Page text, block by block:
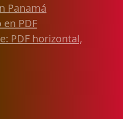
Panamá
PDF
PDF horizontal,